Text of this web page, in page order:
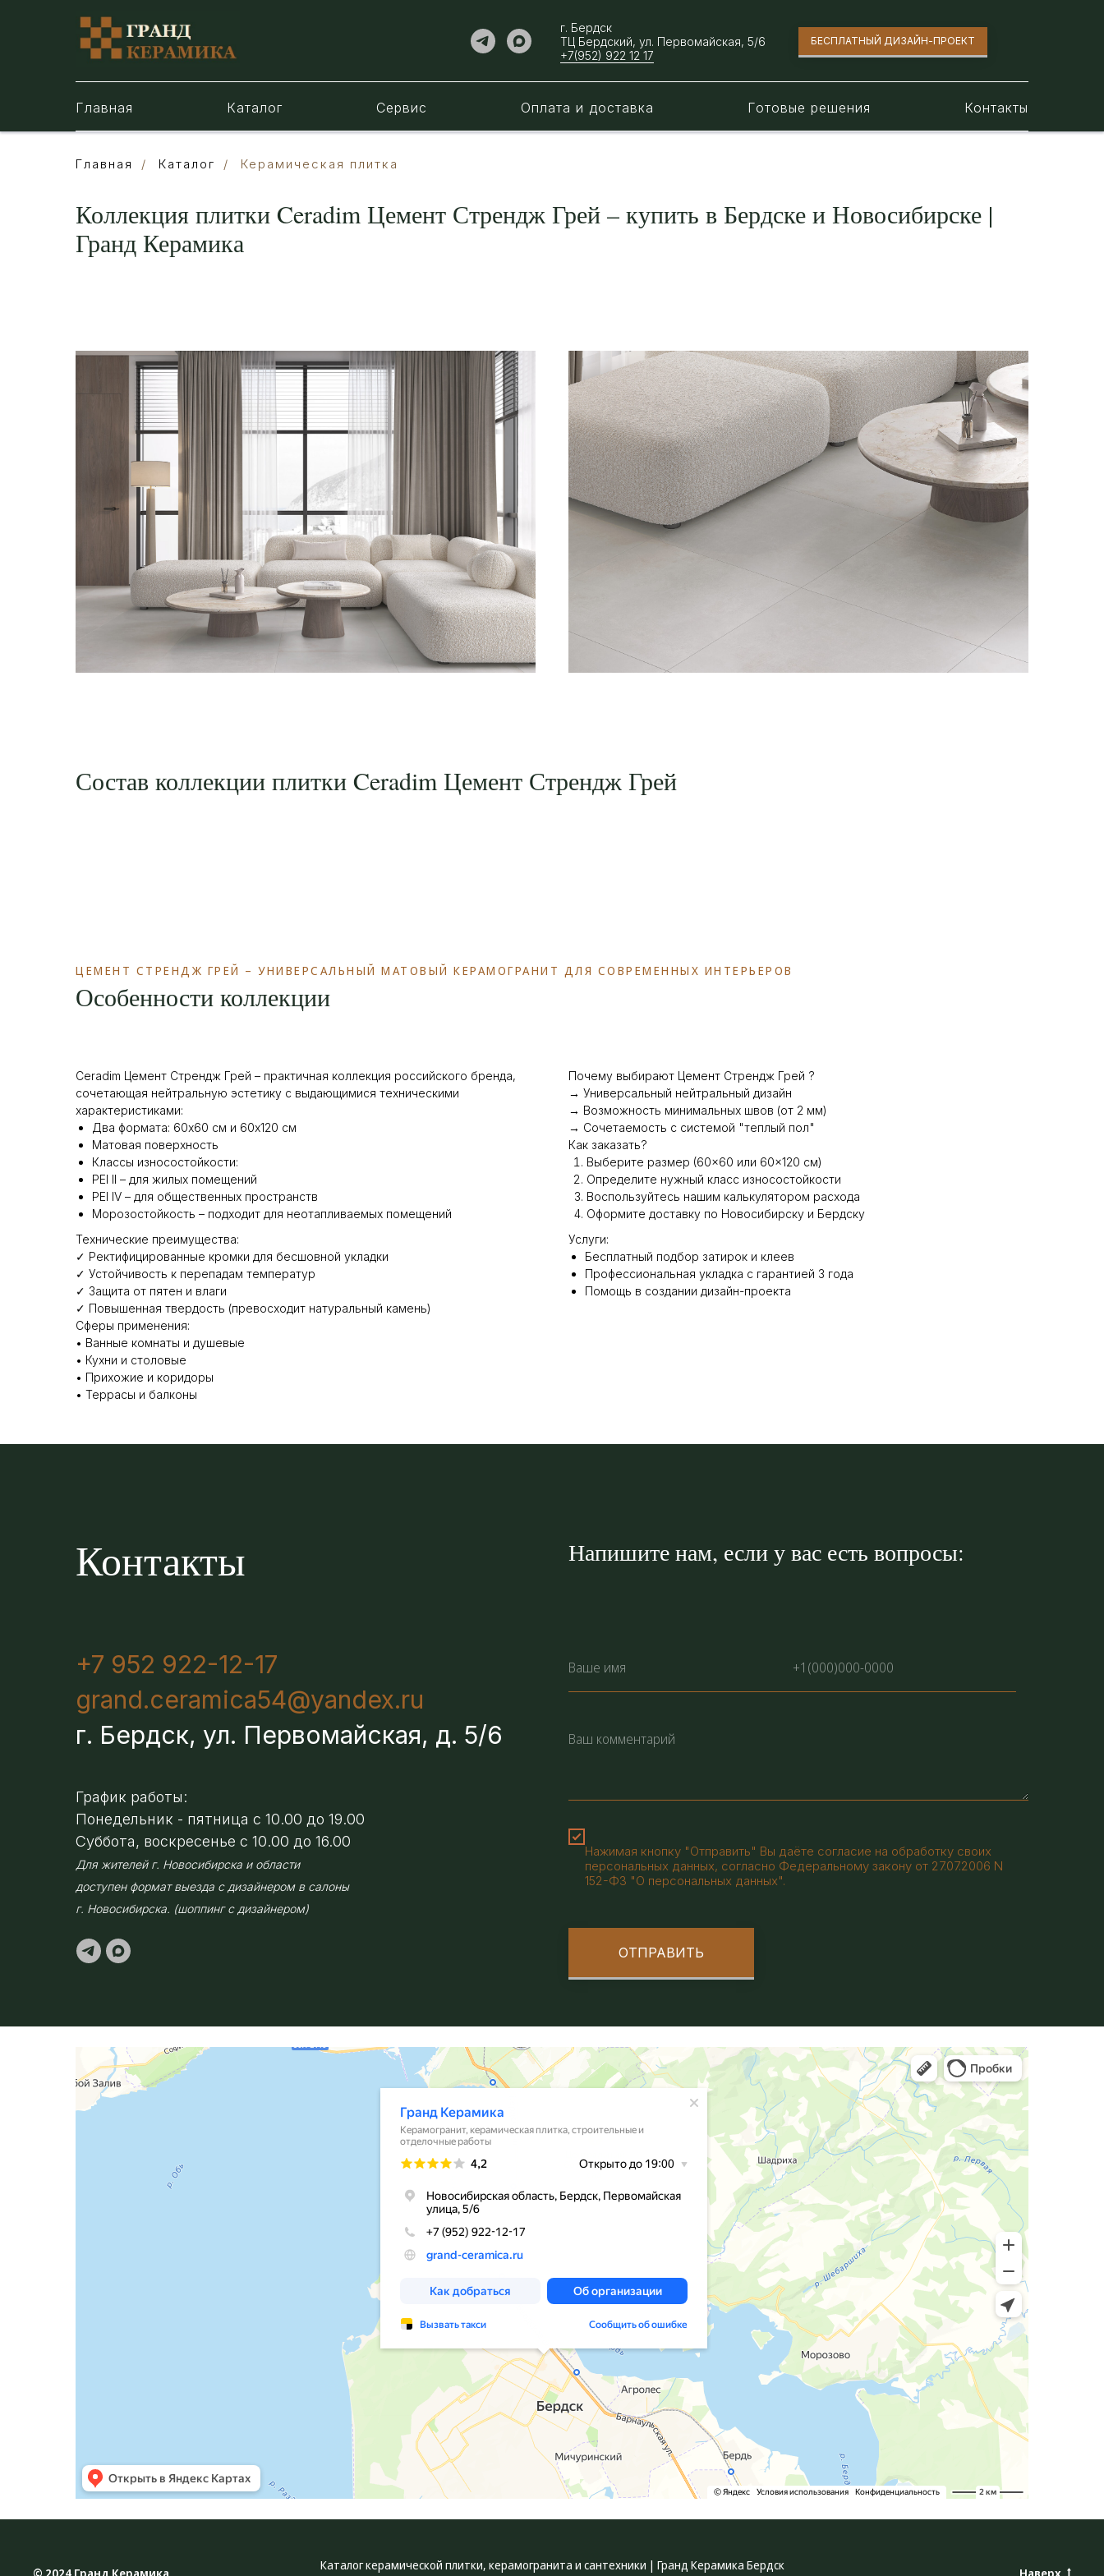
г. Бердск
ТЦ Бердский, ул. ​Первомайская, 5/6​
+7(952) 922 12 17
БЕСПЛАТНЫЙ ДИЗАЙН-ПРОЕКТ
Главная Каталог Сервис Оплата и доставка Готовые решения Контакты
Главная / Каталог / Керамическая плитка
Коллекция плитки Ceradim Цемент Стрендж Грей – купить в Бердске и Новосибирске |
Гранд Керамика
Состав коллекции плитки Ceradim Цемент Стрендж Грей
ЦЕМЕНТ СТРЕНДЖ ГРЕЙ – УНИВЕРСАЛЬНЫЙ МАТОВЫЙ КЕРАМОГРАНИТ ДЛЯ СОВРЕМЕННЫХ ИНТЕРЬЕРОВ
Особенности коллекции
Ceradim Цемент Стрендж Грей – практичная коллекция российского бренда,
сочетающая нейтральную эстетику с выдающимися техническими
характеристиками:
Два формата: 60х60 см и 60х120 см
Матовая поверхность
Классы износостойкости:
PEI ll – для жилых помещений
PEI IV – для общественных пространств
Морозостойкость – подходит для неотапливаемых помещений
Технические преимущества:
✓ Ректифицированные кромки для бесшовной укладки
✓ Устойчивость к перепадам температур
✓ Защита от пятен и влаги
✓ Повышенная твердость (превосходит натуральный камень)
Сферы применения:
• Ванные комнаты и душевые
• Кухни и столовые
• Прихожие и коридоры
• Террасы и балконы
Почему выбирают Цемент Стрендж Грей ?
→ Универсальный нейтральный дизайн
→ Возможность минимальных швов (от 2 мм)
→ Сочетаемость с системой "теплый пол"
Как заказать?
Выберите размер (60×60 или 60×120 см)
Определите нужный класс износостойкости
Воспользуйтесь нашим калькулятором расхода
Оформите доставку по Новосибирску и Бердску
Услуги:
Бесплатный подбор затирок и клеев
Профессиональная укладка с гарантией 3 года
Помощь в создании дизайн-проекта
Контакты Напишите нам, если у вас есть вопросы:
+7 952 922-12-17
grand.ceramica54@yandex.ru
г. Бердск, ул. Первомайская, д. 5/6
График работы:
Понедельник - пятница с 10.00 до 19.00
Суббота, воскресенье с 10.00 до 16.00
Для жителей г. Новосибирска и области
доступен формат выезда с дизайнером в салоны
г. Новосибирска. (шоппинг с дизайнером)
Нажимая кнопку "Отправить" Вы даёте согласие на обработку своих
персональных данных, согласно Федеральному закону от 27.07.2006 N
152-ФЗ "О персональных данных".
ОТПРАВИТЬ
© 2024 Гранд Керамика
Каталог керамической плитки, керамогранита и сантехники | Гранд Керамика Бердск
Наверх